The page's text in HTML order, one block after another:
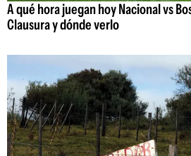
A qué hora juegan hoy Nacional vs
Clausura y dónde verlo